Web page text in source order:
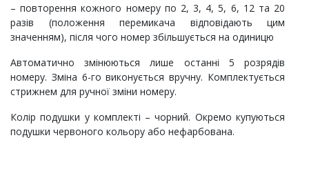
– повторення кожного номеру по 2, 3, 4, 5, 6, 12 та 20
разів (положення перемикача відповідають цим
значенням), після чого номер збільшується на одиницю
Автоматично змінюються лише останні 5 розрядів
номеру. Зміна 6-го виконується вручну. Комплектується
стрижнем для ручної зміни номеру.
Колір подушки у комплекті – чорний. Окремо купуються
подушки червоного кольору або нефарбована.